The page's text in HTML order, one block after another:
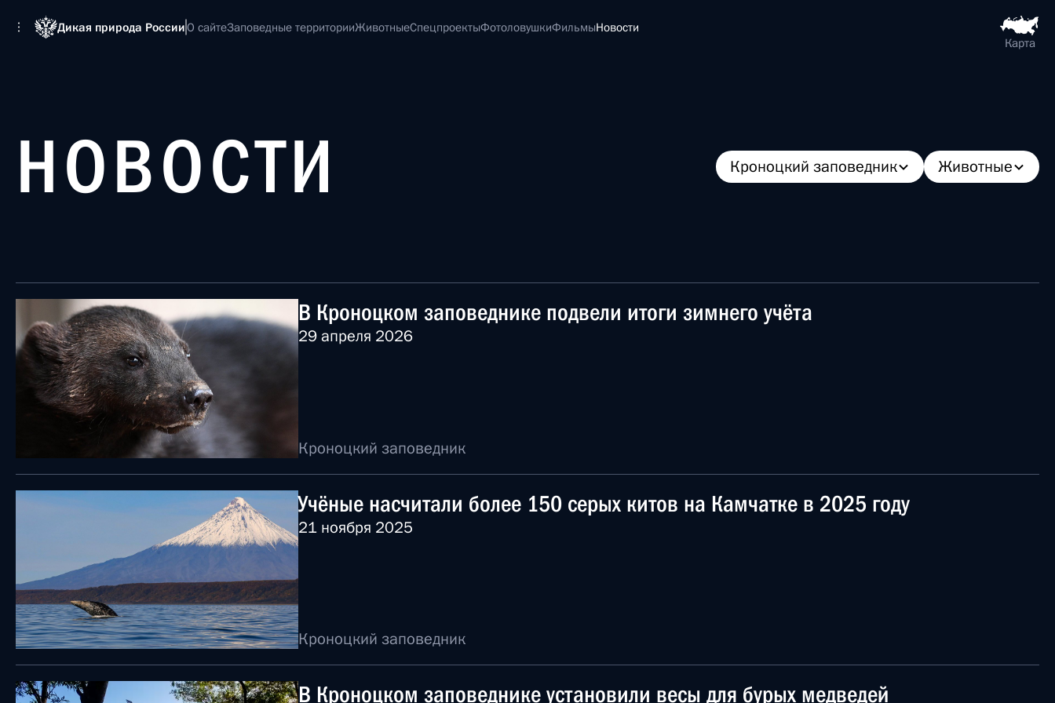
Дикая природа РоссииО сайтеЗаповедные территорииЖивотныеСпецпроектыФотоловушкиФильмыНовости
Карта
НОВОСТИ Кроноцкий заповедник Животные
В Кроноцком заповеднике подвели итоги зимнего учёта
29 апреля 2026
Кроноцкий заповедник
Учёные насчитали более 150 серых китов на Камчатке в 2025 году
21 ноября 2025
Кроноцкий заповедник
В Кроноцком заповеднике установили весы для бурых медведей